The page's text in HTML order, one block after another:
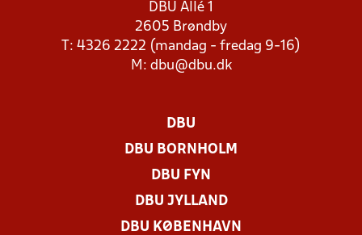
DBU Allé 1
2605 Brøndby
T: 4326 2222 (mandag - fredag 9-16)
M: dbu@dbu.dk
DBU
DBU BORNHOLM
DBU FYN
DBU JYLLAND
DBU KØBENHAVN